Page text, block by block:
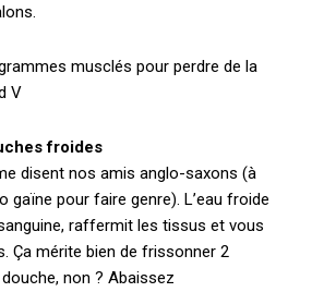
musclés pour perdre de la
V
froides
disent nos amis anglo-saxons (à
gaïne pour faire genre). L’eau froide
raffermit les tissus et vous
Ça mérite bien de frissonner 2
non ? Abaissez